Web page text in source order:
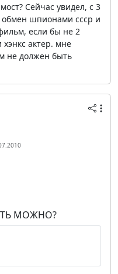
Сейчас увидел, с 3
обмен шпионами ссср и
если бы не 2
актер. мне
не должен быть
МОЖНО?